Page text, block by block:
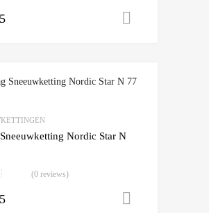
Nordic Star N
(0 reviews)